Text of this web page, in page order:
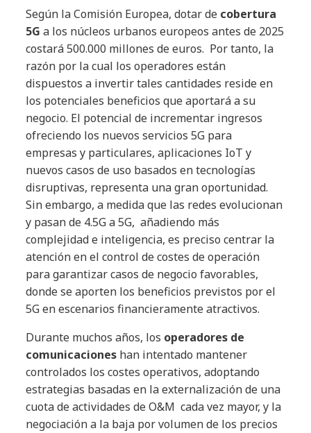
Según la Comisión Europea, dotar de cobertura
5Ga los núcleos urbanos europeos antes de 2025
costará 500.000 millones de euros. Por tanto, la
razón por la cual los operadores están
dispuestos a invertir tales cantidades reside en
los potenciales beneficios que aportará a su
negocio. El potencial de incrementar ingresos
ofreciendo los nuevos servicios 5G para
empresas y particulares, aplicaciones IoT y
nuevos casos de uso basados en tecnologías
disruptivas, representa una gran oportunidad.
Sin embargo, a medida que las redes evolucionan
y pasan de 4.5G a 5G, añadiendo más
complejidad e inteligencia, es preciso centrar la
atención en el control de costes de operación
para garantizar casos de negocio favorables,
donde se aporten los beneficios previstos por el
5G en escenarios financieramente atractivos.
Durante muchos años, los operadores de
comunicaciones han intentado mantener
controlados los costes operativos, adoptando
estrategias basadas en la externalización de una
cuota de actividades de O&M cada vez mayor, y la
negociación a la baja por volumen de los precios